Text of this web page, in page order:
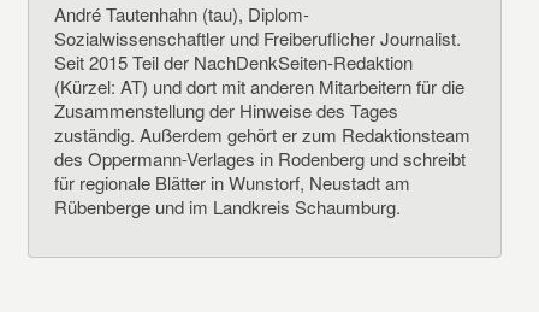
André Tautenhahn (tau), Diplom-
Sozialwissenschaftler und Freiberuflicher Journalist.
Seit 2015 Teil der NachDenkSeiten-Redaktion
(Kürzel: AT) und dort mit anderen Mitarbeitern für die
Zusammenstellung der Hinweise des Tages
zuständig. Außerdem gehört er zum Redaktionsteam
des Oppermann-Verlages in Rodenberg und schreibt
für regionale Blätter in Wunstorf, Neustadt am
Rübenberge und im Landkreis Schaumburg.